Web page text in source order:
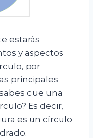
estarás
y aspectos
por
principales
que una
Es decir,
es un círculo